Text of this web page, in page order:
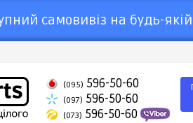
самовивіз на будь-
(095) 596-50-60
(097) 596-50-60
(073) 596-50-60